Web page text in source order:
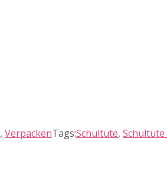
, VerpackenTags:Schultüte, Schultüte